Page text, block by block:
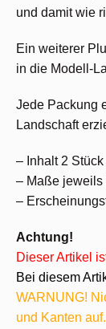
und damit wie
Ein weiterer
in die Modell-
Jede Packung
Landschaft
– Inhalt 2 Stück
– Maße jeweils
–
Achtung!
Dieser Artikel
Bei diesem
WARNUNG!
und Kanten